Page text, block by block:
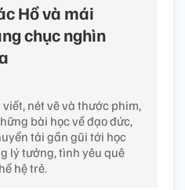
Hồ và mái
chục nghìn
nét vẽ và thước phim,
bài học về đạo đức,
tải gần gũi tới học
lý tưởng, tình yêu quê
hệ trẻ.